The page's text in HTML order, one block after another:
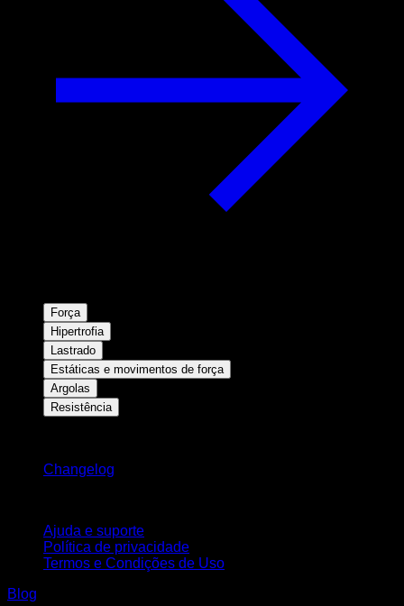
Força
Hipertrofia
Lastrado
Estáticas e movimentos de força
Argolas
Resistência
Changelog
Ajuda e suporte
Política de privacidade
Termos e Condições de Uso
Blog